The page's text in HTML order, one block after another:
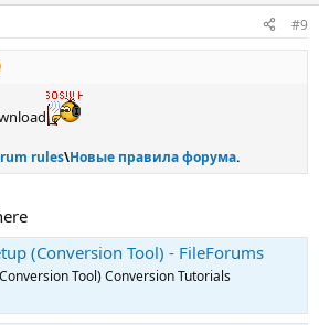
#9
rules\Новые правила форума.
(Conversion Tool) - FileForums
Tool) Conversion Tutorials